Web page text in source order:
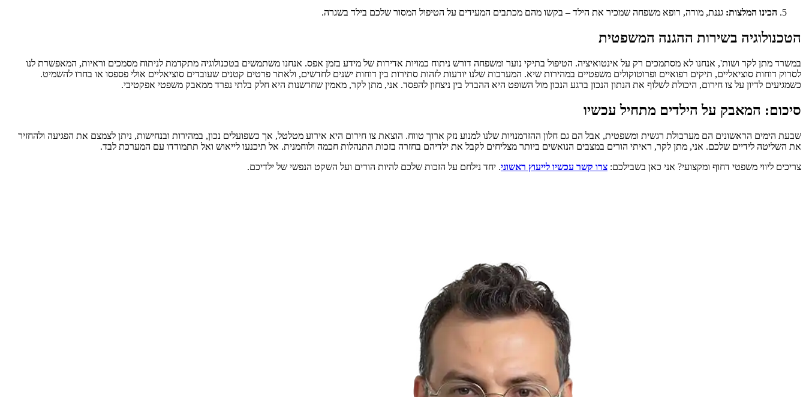
הכינו המלצות: גננת, מורה, רופא משפחה שמכיר את הילד – בקשו מהם מכתבים המעידים על הטיפול המסור שלכם בילד בשגרה.
הטכנולוגיה בשירות ההגנה המשפטית
במשרד מתן לקר ושות', אנחנו לא מסתמכים רק על אינטואיציה. הטיפול בתיקי נוער ומשפחה דורש ניתוח כמויות אדירות של מידע בזמן אפס. אנחנו משתמשים בטכנולוגיה מתקדמת לניתוח מסמכים וראיות, המאפשרת לנו
לסרוק דוחות סוציאליים, תיקים רפואיים ופרוטוקולים משפטיים במהירות שיא. המערכות שלנו יודעות לזהות סתירות בין דוחות ישנים לחדשים, ולאתר פרטים קטנים שעובדים סוציאליים אולי פספסו או בחרו להשמיט.
כשמגיעים לדיון על צו חירום, היכולת לשלוף את הנתון הנכון ברגע הנכון מול השופט היא ההבדל בין ניצחון להפסד. אני, מתן לקר, מאמין שחדשנות היא חלק בלתי נפרד ממאבק משפטי אפקטיבי.
סיכום: המאבק על הילדים מתחיל עכשיו
שבעת הימים הראשונים הם מערבולת רגשית ומשפטית, אבל הם גם חלון ההזדמנויות שלנו למנוע נזק ארוך טווח. הוצאת צו חירום היא אירוע מטלטל, אך כשפועלים נכון, במהירות ובנחישות, ניתן לצמצם את הפגיעה ולהחזיר
את השליטה לידיים שלכם. אני, מתן לקר, ראיתי הורים במצבים הנואשים ביותר מצליחים לקבל את ילדיהם בחזרה בזכות התנהלות חכמה ולוחמנית. אל תיכנעו לייאוש ואל תתמודדו עם המערכת לבד.
צריכים ליווי משפטי דחוף ומקצועי? אני כאן בשבילכם: צרו קשר עכשיו לייעוץ ראשוני. יחד נילחם על הזכות שלכם להיות הורים ועל השקט הנפשי של ילדיכם.